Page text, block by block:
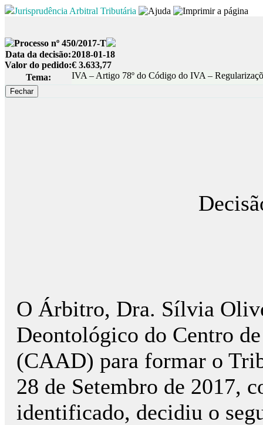
Jurisprudência Arbitral Tributária
Processo nº 450/2017-T
Data da decisão:2018-01-18
Valor do pedido:€ 3.633,77
Tema:
IVA – Artigo 78º do Código do IVA –
O Árbitro, Dra. Sílvia
Deontológico do Centro
(CAAD) para formar o
28 de Setembro de 2017,
identificado, decidiu o